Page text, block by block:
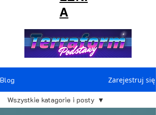
A
Blog Zarejestruj się
Wszystkie katagorie i posty